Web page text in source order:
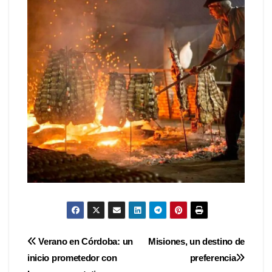
Navegación
Misiones, un destino de
preferencia
Verano en Córdoba: un
inicio prometedor con